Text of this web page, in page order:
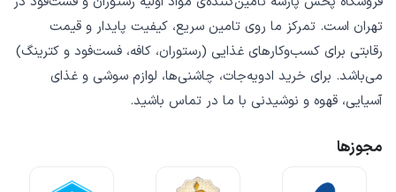
تهران است. تمرکز ما روی تامین سریع، کیفیت پایدار و قیمت
رقابتی برای کسب‌وکارهای غذایی (رستوران، کافه، فست‌فود و کترینگ)
می‌باشد. برای خرید ادویه‌جات، چاشنی‌ها، لوازم سوشی و غذای
آسیایی، قهوه و نوشیدنی با ما در تماس باشید.
مجوزها